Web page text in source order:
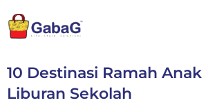
ke
konten
10 Destinasi Ramah
Liburan Sekolah